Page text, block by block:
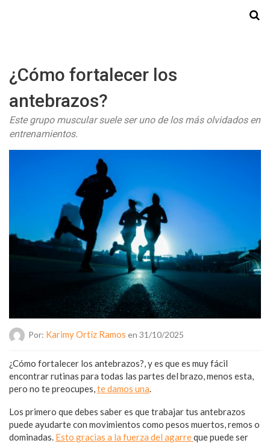
¿Cómo fortalecer los
antebrazos?
Este grupo muscular suele ser uno de los más olvidados en
entrenamientos.
Por: Karimy Ortíz Ramos en 31/10/2025
¿Cómo fortalecer los antebrazos?, y es que es muy fácil
encontrar rutinas para todas las partes del brazo, menos esta,
pero no te preocupes,te damos una.
Los primero que debes saber es que trabajar tus antebrazos
puede ayudarte con movimientos como pesos muertos, remos o
dominadas. Esto gracias a la fuerza del agarreque puede ser